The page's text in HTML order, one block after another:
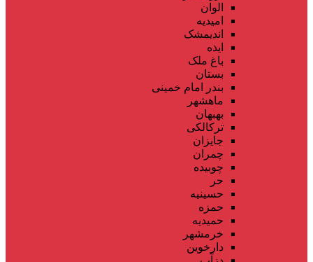
الوان
امیدیه
اندیمشک
ایذه
باغ ملک
بستان
بندر امام خمینی
ماهشهر
بهبهان
ترکالکی
جایزان
چمران
چوبیده
حر
حسینیه
حمزه
حمیدیه
خرمشهر
دارخوین